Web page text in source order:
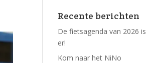
Recente berichten
De fietsagenda van 2026 is
er!
Kom naar het NiNo